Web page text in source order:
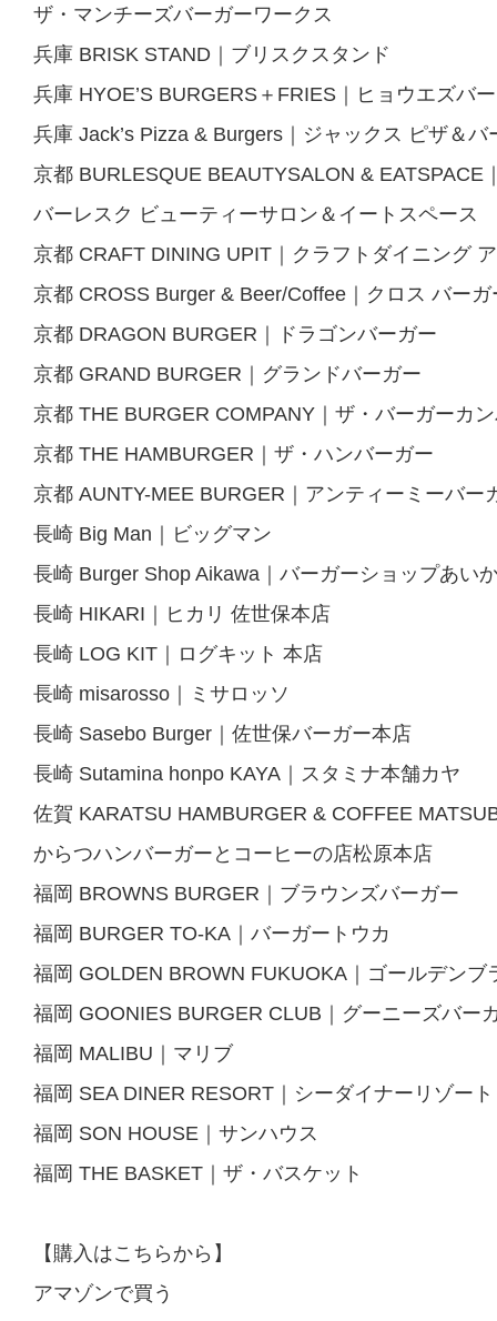
ザ・マンチーズバーガーワークス
兵庫 BRISK STAND｜ブリスクスタンド
兵庫 HYOE’S BURGERS＋FRIES｜ヒョウエズバ
兵庫 Jack’s Pizza & Burgers｜ジャックス ピザ＆バ
京都 BURLESQUE BEAUTYSALON & EATSPACE
バーレスク ビューティーサロン＆イートスペース
京都 CRAFT DINING UPIT｜クラフトダイニング
京都 CROSS Burger & Beer/Coffee｜クロス バー
京都 DRAGON BURGER｜ドラゴンバーガー
京都 GRAND BURGER｜グランドバーガー
京都 THE BURGER COMPANY｜ザ・バーガーカ
京都 THE HAMBURGER｜ザ・ハンバーガー
京都 AUNTY-MEE BURGER｜アンティーミーバー
長崎 Big Man｜ビッグマン
長崎 Burger Shop Aikawa｜バーガーショップあい
長崎 HIKARI｜ヒカリ 佐世保本店
長崎 LOG KIT｜ログキット 本店
長崎 misarosso｜ミサロッソ
長崎 Sasebo Burger｜佐世保バーガー本店
長崎 Sutamina honpo KAYA｜スタミナ本舗カヤ
佐賀 KARATSU HAMBURGER & COFFEE
からつハンバーガーとコーヒーの店松原本店
福岡 BROWNS BURGER｜ブラウンズバーガー
福岡 BURGER TO-KA｜バーガートウカ
福岡 GOLDEN BROWN FUKUOKA｜ゴールデンブ
福岡 GOONIES BURGER CLUB｜グーニーズバー
福岡 MALIBU｜マリブ
福岡 SEA DINER RESORT｜シーダイナーリゾート
福岡 SON HOUSE｜サンハウス
福岡 THE BASKET｜ザ・バスケット
【購入はこちらから】
アマゾンで買う